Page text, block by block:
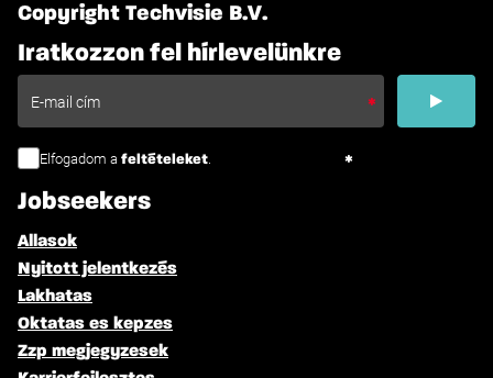
Copyright Techvisie B.V.
Iratkozzon fel hírlevelünkre
Elfogadom a feltételeket
Jobseekers
Allasok
Nyitott jelentkezés
Lakhatas
Oktatas es kepzes
Zzp megjegyzesek